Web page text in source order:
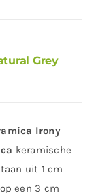
Grey
Irony
keramische
uit 1 cm
een 3 cm